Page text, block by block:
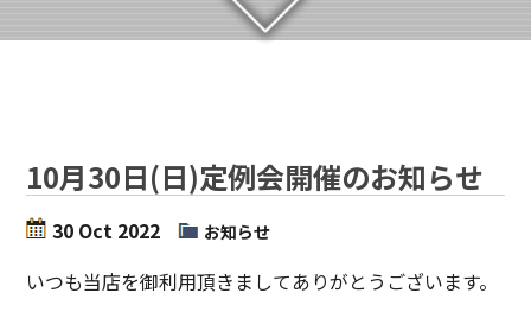
10月30日(日)定例会開催のお知らせ
30 Oct 2022 お知らせ
いつも当店を御利用頂きましてありがとうございます。